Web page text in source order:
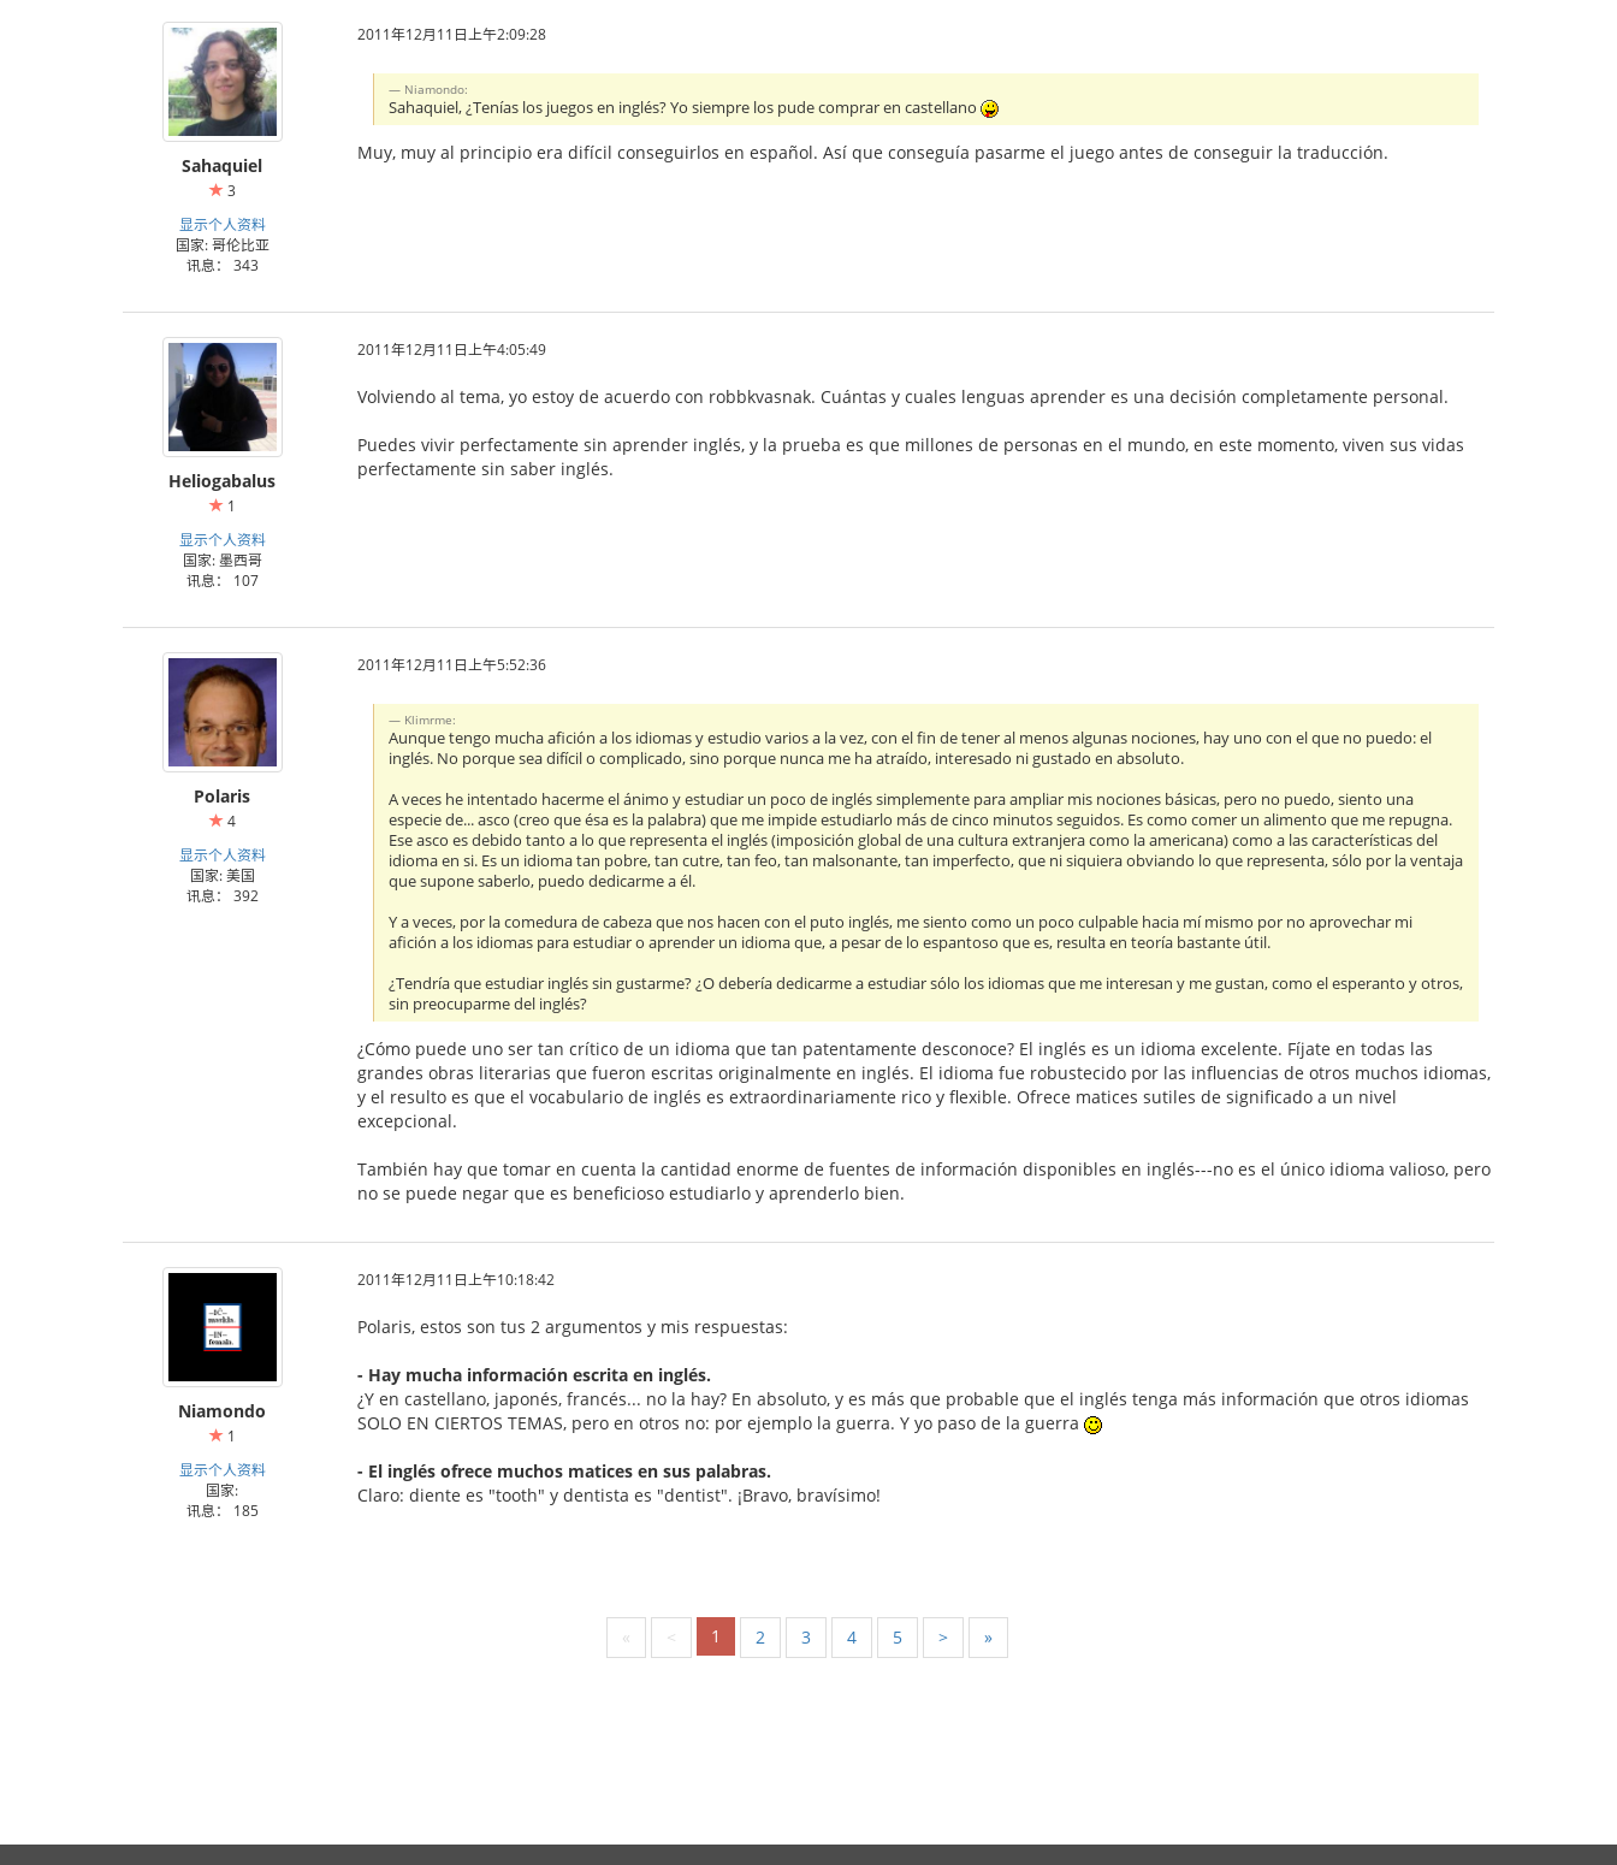
Sahaquiel
3
显示个人资料
国家: 哥伦比亚
讯息： 343
2011年12月11日上午2:09:28
Niamondo:
Sahaquiel, ¿Tenías los juegos en inglés? Yo siempre los pude comprar en castellano
Muy, muy al principio era difícil conseguirlos en español. Así que conseguía pasarme el juego antes de conseguir la traducción.
Heliogabalus
1
显示个人资料
国家: 墨西哥
讯息： 107
2011年12月11日上午4:05:49
Volviendo al tema, yo estoy de acuerdo con robbkvasnak. Cuántas y cuales lenguas aprender es una decisión completamente personal.
Puedes vivir perfectamente sin aprender inglés, y la prueba es que millones de personas en el mundo, en este momento, viven sus vidas
perfectamente sin saber inglés.
Polaris
4
显示个人资料
国家: 美国
讯息： 392
2011年12月11日上午5:52:36
Klimrme:
Aunque tengo mucha afición a los idiomas y estudio varios a la vez, con el fin de tener al menos algunas nociones, hay uno con el que no puedo: el
inglés. No porque sea difícil o complicado, sino porque nunca me ha atraído, interesado ni gustado en absoluto.
A veces he intentado hacerme el ánimo y estudiar un poco de inglés simplemente para ampliar mis nociones básicas, pero no puedo, siento una
especie de... asco (creo que ésa es la palabra) que me impide estudiarlo más de cinco minutos seguidos. Es como comer un alimento que me repugna.
Ese asco es debido tanto a lo que representa el inglés (imposición global de una cultura extranjera como la americana) como a las características del
idioma en si. Es un idioma tan pobre, tan cutre, tan feo, tan malsonante, tan imperfecto, que ni siquiera obviando lo que representa, sólo por la ventaja
que supone saberlo, puedo dedicarme a él.
Y a veces, por la comedura de cabeza que nos hacen con el puto inglés, me siento como un poco culpable hacia mí mismo por no aprovechar mi
afición a los idiomas para estudiar o aprender un idioma que, a pesar de lo espantoso que es, resulta en teoría bastante útil.
¿Tendría que estudiar inglés sin gustarme? ¿O debería dedicarme a estudiar sólo los idiomas que me interesan y me gustan, como el esperanto y otros,
sin preocuparme del inglés?
¿Cómo puede uno ser tan crítico de un idioma que tan patentamente desconoce? El inglés es un idioma excelente. Fíjate en todas las
grandes obras literarias que fueron escritas originalmente en inglés. El idioma fue robustecido por las influencias de otros muchos idiomas,
y el resulto es que el vocabulario de inglés es extraordinariamente rico y flexible. Ofrece matices sutiles de significado a un nivel
excepcional.
También hay que tomar en cuenta la cantidad enorme de fuentes de información disponibles en inglés---no es el único idioma valioso, pero
no se puede negar que es beneficioso estudiarlo y aprenderlo bien.
Niamondo
1
显示个人资料
国家:
讯息： 185
2011年12月11日上午10:18:42
Polaris, estos son tus 2 argumentos y mis respuestas:
- Hay mucha información escrita en inglés.
¿Y en castellano, japonés, francés... no la hay? En absoluto, y es más que probable que el inglés tenga más información que otros idiomas
SOLO EN CIERTOS TEMAS, pero en otros no: por ejemplo la guerra. Y yo paso de la guerra
- El inglés ofrece muchos matices en sus palabras.
Claro: diente es "tooth" y dentista es "dentist". ¡Bravo, bravísimo!
« < 1 2 3 4 5 > »